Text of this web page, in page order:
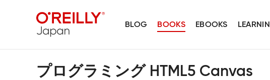
BLOG BOOKS EBOOKS
プログラミング HTML5 Canvas